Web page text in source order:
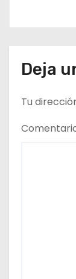
s
Deja
Tu